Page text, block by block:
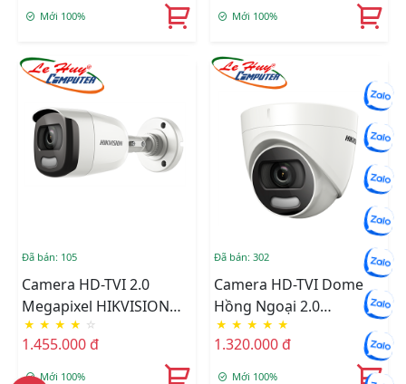
Mới 100% Mới 100%
Đã bán: 105
Camera HD-TVI 2.0
Megapixel HIKVISION
DS-2CE12DFT-F
★ ★ ★ ★ ☆
1.455.000 đ
Mới 100%
Đã bán: 302
Camera HD-TVI Dome
Hồng Ngoại 2.0
Megapixel HIKVISION
DS-2CE72DFT-F
★ ★ ★ ★ ★
1.320.000 đ
Mới 100%